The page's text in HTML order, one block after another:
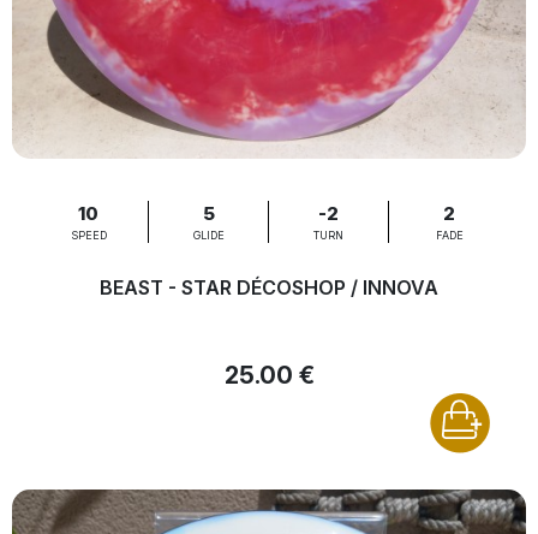
10
SPEED
5
GLIDE
-2
TURN
2
FADE
BEAST - STAR DÉCOSHOP / INNOVA
25.00 €